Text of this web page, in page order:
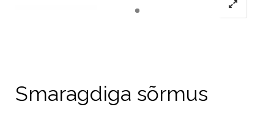
Smaragdiga sõrmus